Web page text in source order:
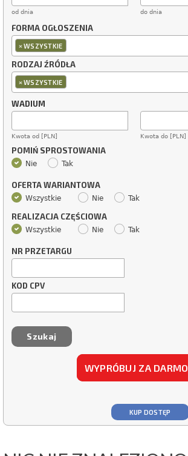
od dnia do dnia
FORMA OGŁOSZENIA
×WSZYSTKIE
RODZAJ ŹRÓDŁA
×WSZYSTKIE
WADIUM
Kwota od [PLN] Kwota do [PLN]
POMIŃ SPROSTOWANIA
Nie Tak
OFERTA WARIANTOWA
Wszystkie Nie Tak
REALIZACJA CZĘŚCIOWA
Wszystkie Nie Tak
NR PRZETARGU
KOD CPV
WYPRÓBUJ ZA DARMO
KUP DOSTĘP